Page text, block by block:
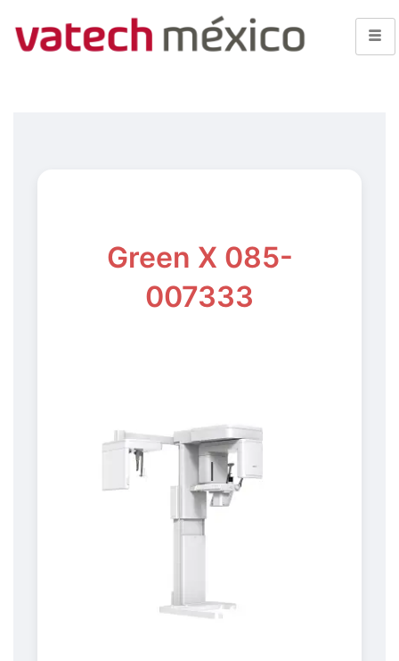
Green X 085-
007333